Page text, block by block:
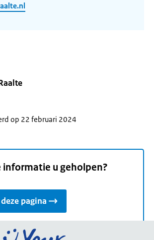
op 22 februari 2024
informatie u geholpen?
pagina
Ga